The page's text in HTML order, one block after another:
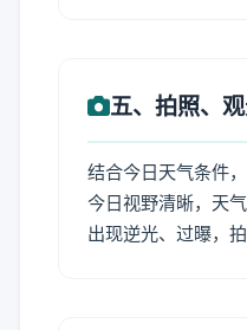
五、拍照、
结合今日天气条件
今日视野清晰，天
出现逆光、过曝，